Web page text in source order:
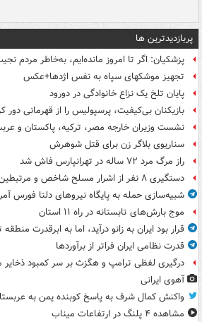
پربازدیدترین ها
پزشکیان: اگر تا امروز مانده‌ایم، به‌خاطر مردم
تجهیز موشکهای سپاه به نفس اژدها+عکس
پایان تلخ یک نزاع خانوادگی در دورود
بازیکنان بی‌کیفیت، پرسپولیس را از قهرمانی دور
نشست وزیران خارجه مصر، ترکیه، پاکستان و
سناریوی بلاگر زن برای قتل شوهرش
راز مرگ مرد ۷۲ ساله در تهرانپارس فاش شد
دستگیری ۸ نفر از اشرار مسلح شاخص و مرتبطین گروهک های تروریستی
شبیه‌سازی حمله به پایگاه نیروهای دلتا فورس
موج بارش‌های تابستانه در راه ۱۱ استان
قرار بود ایران به زانو درآید، اما به ابرقدرت
قدرت نظامی ایران فراتر از برآوردها
درگیری لفظی ترامپ و هگزث بر سر کمبود
آهوی ایرانی
واکنش کمال شرف به پاسخ کوبنده یمن به
مشاهده ۴ پلنگ در ارتفاعات میناب